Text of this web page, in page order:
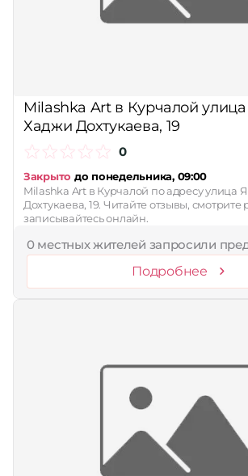
Milashka Art в Курчалой
Хаджи Дохтукаева, 19
0
Закрыто до понедельника, 09:00
Milashka Art в Курчалой по адресу улица
Дохтукаева, 19. Читайте отзывы, смотрите
записывайтесь онлайн.
0 местных жителей запросили
Подробнее